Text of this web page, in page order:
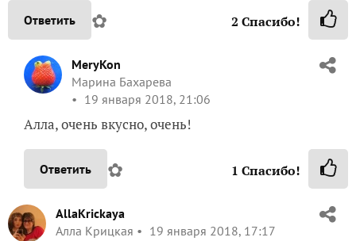
Ответить ✿ 2 Спасибо!
MeryKon
Марина Бахарева
19 января 2018, 21:06
Алла, очень вкусно, очень!
Ответить ✿ 1 Спасибо!
AllaKrickaya
Алла Крицкая
19 января 2018, 17:17